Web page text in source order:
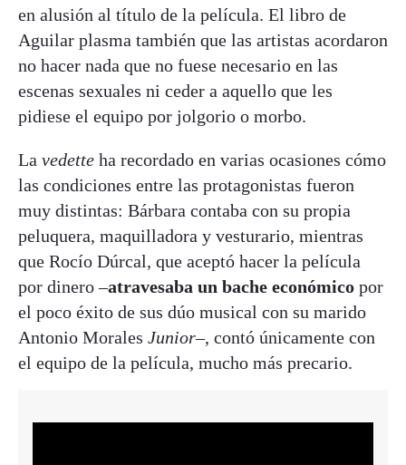
en alusión al título de la película. El libro de
Aguilar plasma también que las artistas acordaron
no hacer nada que no fuese necesario en las
escenas sexuales ni ceder a aquello que les
pidiese el equipo por jolgorio o morbo.
La vedette ha recordado en varias ocasiones cómo
las condiciones entre las protagonistas fueron
muy distintas: Bárbara contaba con su propia
peluquera, maquilladora y vesturario, mientras
que Rocío Dúrcal, que aceptó hacer la película
por dinero –atravesaba un bache económico por
el poco éxito de sus dúo musical con su marido
Antonio Morales Junior–, contó únicamente con
el equipo de la película, mucho más precario.